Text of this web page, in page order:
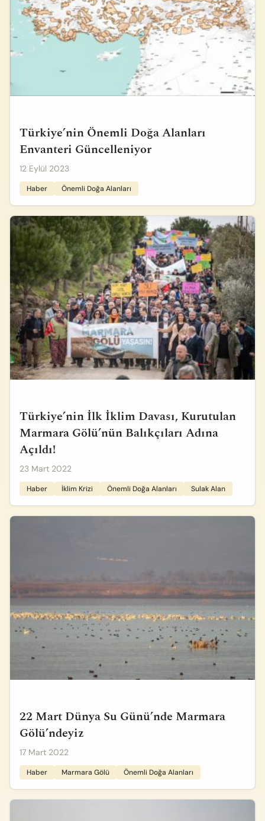
Türkiye’nin Önemli Doğa Alanları
Envanteri Güncelleniyor
12 Eylül 2023
Haber Önemli Doğa Alanları
Türkiye’nin İlk İklim Davası, Kurutulan
Marmara Gölü’nün Balıkçıları Adına
Açıldı!
23 Mart 2022
Haber İklim Krizi Önemli Doğa Alanları Sulak Alan
22 Mart Dünya Su Günü’nde Marmara
Gölü’ndeyiz
17 Mart 2022
Haber Marmara Gölü Önemli Doğa Alanları